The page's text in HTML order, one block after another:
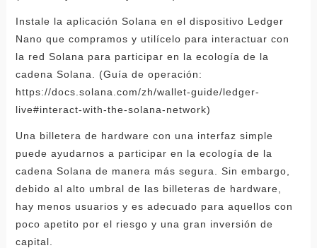
Instale la aplicación Solana en el dispositivo Ledger
Nano que compramos y utilícelo para interactuar con
la red Solana para participar en la ecología de la
cadena Solana. (Guía de operación:
https://docs.solana.com/zh/wallet-guide/ledger-
live#interact-with-the-solana-network)
Una billetera de hardware con una interfaz simple
puede ayudarnos a participar en la ecología de la
cadena Solana de manera más segura. Sin embargo,
debido al alto umbral de las billeteras de hardware,
hay menos usuarios y es adecuado para aquellos con
poco apetito por el riesgo y una gran inversión de
capital.